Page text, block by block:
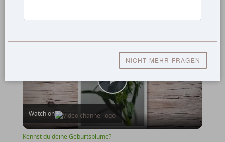
Play
Video
Kennst du deine Geburtsblume?
Watch on
Kennst du deine Geburtsblume?
NICHT MEHR FRAGEN